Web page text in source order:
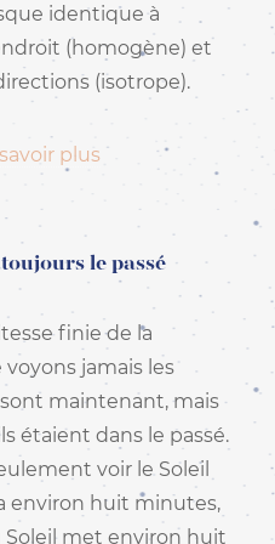
identique à
(homogène) et
(isotrope).
plus
le passé
finie de la
voyons jamais les
maintenant, mais
étaient dans le passé.
voir le Soleil
environ huit minutes,
Soleil met environ huit